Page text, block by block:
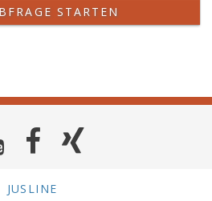
STARTEN
JUSLINE